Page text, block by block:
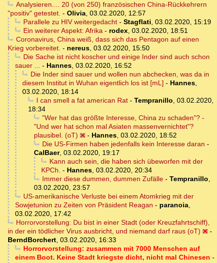
Analysieren.... 20 (von 250) französischen China-Rückkehrern
"positiv" getestet. - Olivia, 03.02.2020, 12:57
Parallele zu HIV weitergedacht- Stagflati, 03.02.2020, 15:19
Ein weiterer Aspekt: Afrika- rodex, 03.02.2020, 18:51
Coronavirus, China weiß, dass sich das Pentagon auf einen
Krieg vorbereitet. - nereus, 03.02.2020, 15:50
Die Sache ist nicht koscher und einige Inder sind auch schon
sauer ... - Hannes, 03.02.2020, 16:52
Die Inder sind sauer und wollen nun abchecken, was da in
diesem Institut in Wuhan eigentlich los ist [mL] - Hannes,
03.02.2020, 18:14
I can smell a fat american Rat- Tempranillo, 03.02.2020,
18:34
"Wer hat das größte Interesse, China zu schaden"? -
"Und wer hat schon mal Asiaten massenvernichtet"?
plausibel. (oT)
- Hannes, 03.02.2020, 18:52
Die US-Firmen haben jedenfalls kein Interesse daran -
CalBaer, 03.02.2020, 19:17
Kann auch sein, die haben sich übeworfen mit der
KPCh. - Hannes, 03.02.2020, 20:34
Immer diese dummen, dummen Zufälle- Tempranillo,
03.02.2020, 23:57
US-amerikanische Verluste bei einem Atomkrieg mit der
Sowjetunion zu Zeiten von Präsident Reagan - paranoia,
03.02.2020, 17:42
Horrorvorstellung: Du bist in einer Stadt (oder Kreuzfahrtschiff),
in der ein tödlicher Virus ausbricht, und niemand darf raus (oT)
-
BerndBorchert, 03.02.2020, 16:33
Horrorvorstellung: zusammen mit 7000 Menschen auf
einem Boot. Keine Stadt kriegste dicht, nicht mal Chinesen -